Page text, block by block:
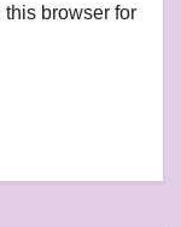
browser for